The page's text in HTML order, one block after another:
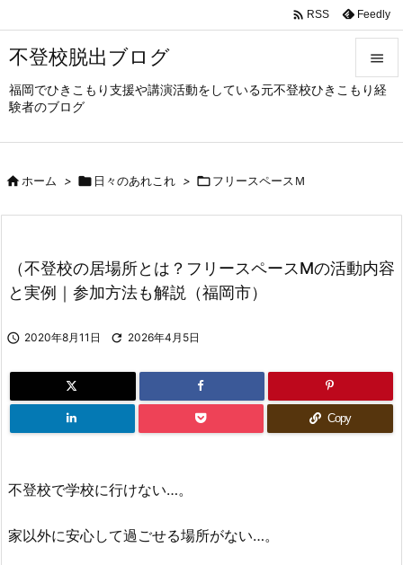
不登校脱出ブログ
福岡でひきこもり支援や講演活動をしている元不登校ひきこもり経
験者のブログ




 RSS Feedly
ホーム >  日々のあれこれ > フリースペースＭ
（不登校の居場所とは？フリースペースMの活動内容
と実例｜参加方法も解説（福岡市）
 2020年8月11日  2026年4月5日
Copy
不登校で学校に行けない…。
家以外に安心して過ごせる場所がない…。